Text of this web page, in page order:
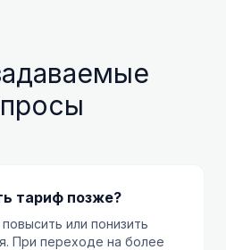
тариф позже?
или понизить
При переходе на более